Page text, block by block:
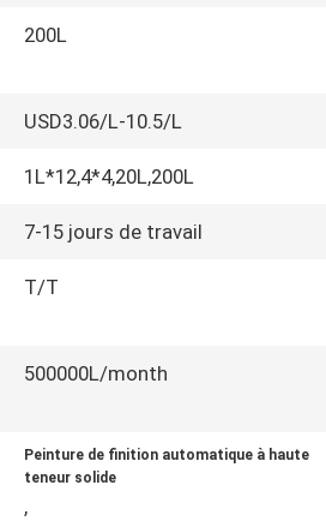
200L
USD3.06/L-10.5/L
1L*12,4*4,20L,200L
7-15 jours de travail
T/T
500000L/month
Peinture de finition automatique à haute
teneur solide
,